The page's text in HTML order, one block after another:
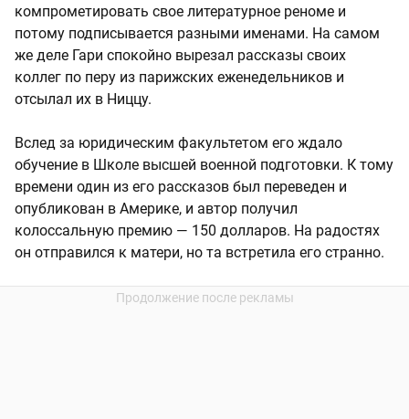
компрометировать свое литературное реноме и
потому подписывается разными именами. На самом
же деле Гари спокойно вырезал рассказы своих
коллег по перу из парижских еженедельников и
отсылал их в Ниццу.
Вслед за юридическим факультетом его ждало
обучение в Школе высшей военной подготовки. К тому
времени один из его рассказов был переведен и
опубликован в Америке, и автор получил
колоссальную премию — 150 долларов. На радостях
он отправился к матери, но та встретила его странно.